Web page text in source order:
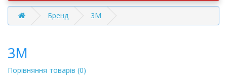
Бренд 3M
3M
Порівняння товарів (0)